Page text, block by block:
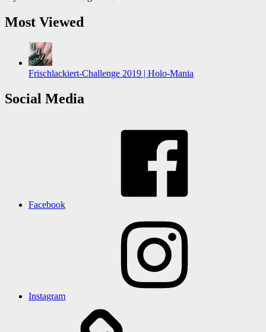
Most Viewed
Frischlackiert-Challenge 2019 | Holo-Mania
Social Media
Facebook
Instagram